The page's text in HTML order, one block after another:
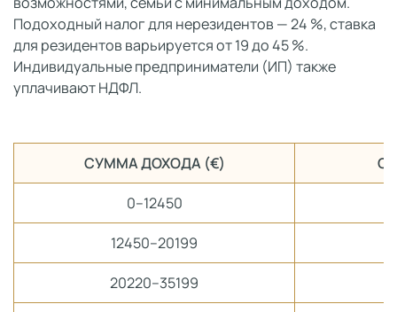
Подоходный налог для нерезидентов — 24 %, ставка
для резидентов варьируется от 19 до 45 %.
Индивидуальные предприниматели (ИП) также
уплачивают НДФЛ.
СУММА ДОХОДА (€)
0–12450
12450–20199
20220–35199